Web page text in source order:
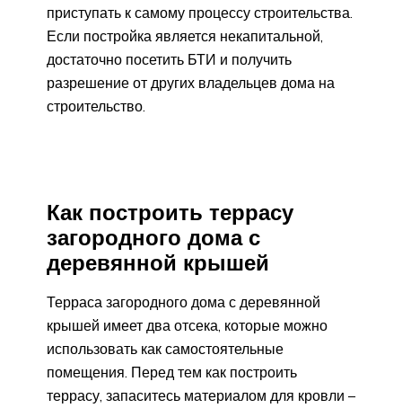
приступать к самому процессу строительства.
Если постройка является некапитальной,
достаточно посетить БТИ и получить
разрешение от других владельцев дома на
строительство.
Как построить террасу
загородного дома с
деревянной крышей
Терраса загородного дома с деревянной
крышей имеет два отсека, которые можно
использовать как самостоятельные
помещения. Перед тем как построить
террасу, запаситесь материалом для кровли –